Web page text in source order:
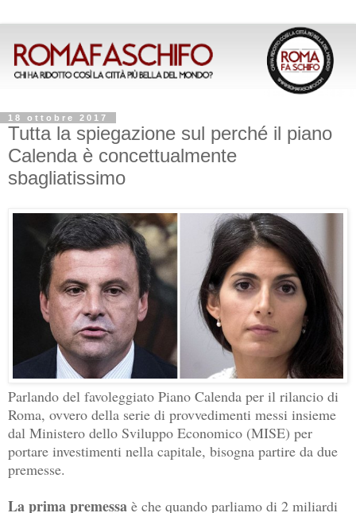
18 ottobre 2017
Tutta la spiegazione sul perché il piano
Calenda è concettualmente
sbagliatissimo
Parlando del favoleggiato Piano Calenda per il rilancio di
Roma, ovvero della serie di provvedimenti messi insieme
dal Ministero dello Sviluppo Economico (MISE) per
portare investimenti nella capitale, bisogna partire da due
premesse.
La prima premessa è che quando parliamo di 2 miliardi